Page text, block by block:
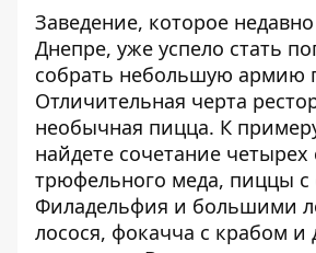
Заведение, которое
Днепре, уже успело стать
собрать небольшую армию
Отличительная черта
необычная пицца. К
найдете сочетание
трюфельного меда, пиццы
Филадельфия и большими
лосося, фокачча с крабом и